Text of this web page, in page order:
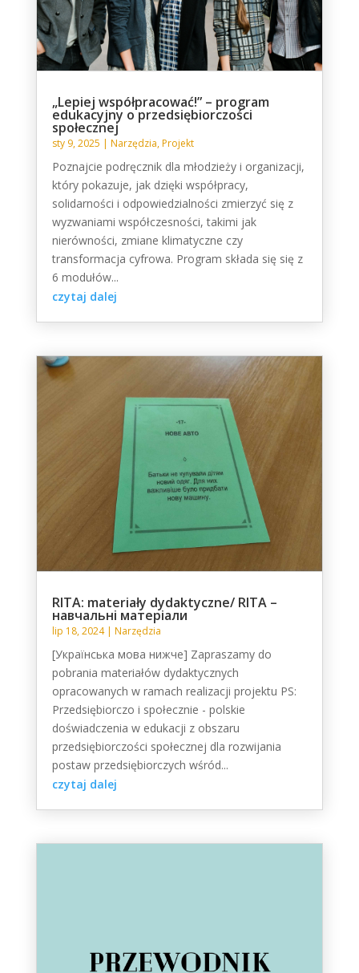
„Lepiej współpracować!” – program
edukacyjny o przedsiębiorczości
społecznej
sty 9, 2025 | Narzędzia,Projekt
Poznajcie podręcznik dla młodzieży i organizacji,
który pokazuje, jak dzięki współpracy,
solidarności i odpowiedzialności zmierzyć się z
wyzwaniami współczesności, takimi jak
nierówności, zmiane klimatyczne czy
transformacja cyfrowa. Program składa się się z
6 modułów...
czytaj dalej
RITA: materiały dydaktyczne/ RITA –
навчальні матеріали
lip 18, 2024| Narzędzia
[Українська мова нижче] Zapraszamy do
pobrania materiałów dydaktycznych
opracowanych w ramach realizacji projektu PS:
Przedsiębiorczo i społecznie - polskie
doświadczenia w edukacji z obszaru
przedsiębiorczości społecznej dla rozwijania
postaw przedsiębiorczych wśród...
czytaj dalej